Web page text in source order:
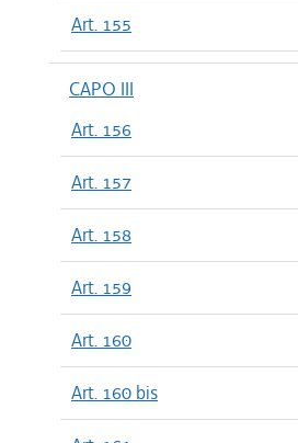
Art. 155
CAPO III
Art. 156
Art. 157
Art. 158
Art. 159
Art. 160
Art. 160 bis